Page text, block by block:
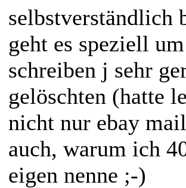
selbstverständlich
geht es speziell
schreiben j sehr
gelöschten (hatte
nicht nur ebay
auch, warum ich
eigen nenne ;-)